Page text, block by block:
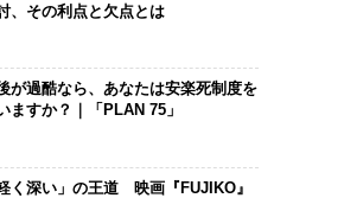
、その利点と欠点とは
が過酷なら、あなたは安楽死制度を
ますか？｜「PLAN 75」
軽く深い」の王道 映画『FUJIKO』